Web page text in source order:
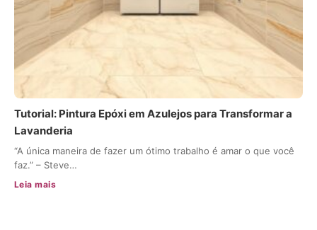
Tutorial: Pintura Epóxi em Azulejos para Transformar a
Lavanderia
“A única maneira de fazer um ótimo trabalho é amar o que você
faz.” – Steve…
Leia mais